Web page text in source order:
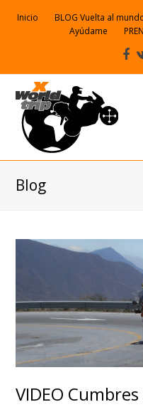
Inicio BLOG Vuelta al
Ayúdame
Blog
VIDEO